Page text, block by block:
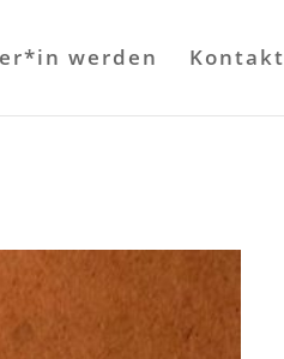
werden Kontakt